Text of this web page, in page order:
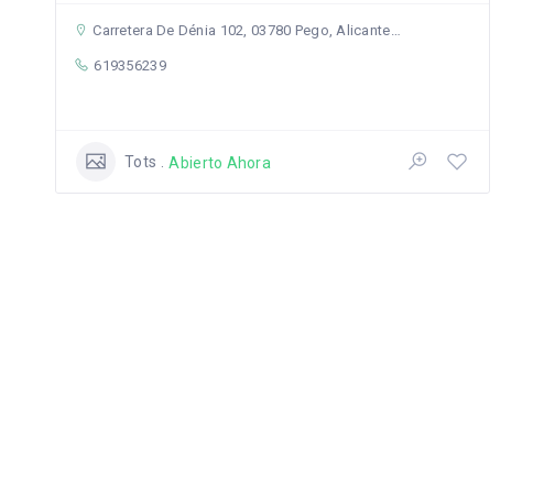
Carretera De Dénia 102, 03780 Pego, Alicante, Spain
619356239
Tots Abierto Ahora